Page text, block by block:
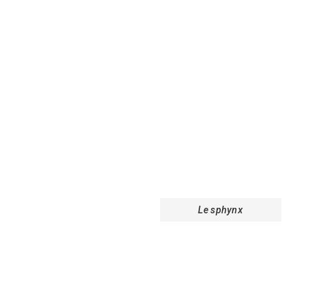
Le sphynx